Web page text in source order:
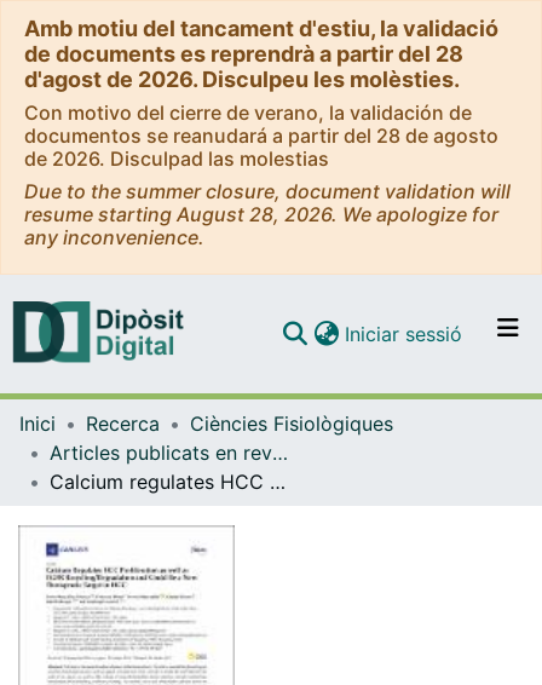
Amb motiu del tancament d'estiu, la validació
de documents es reprendrà a partir del 28
d'agost de 2026. Disculpeu les molèsties.
Con motivo del cierre de verano, la validación de
documentos se reanudará a partir del 28 de agosto
de 2026. Disculpad las molestias
Due to the summer closure, document validation will
resume starting August 28, 2026. We apologize for
any inconvenience.
Navega per tot el DD
Com publicar
Iniciar sessió (current)
Inici Recerca
Ciències Fisiològiques
Articles publicats en revistes (Ciències Fisiològiques)
Calcium regulates HCC proliferation as well as EGFR recycling/degradation and could be a new therapeutic target in HCC